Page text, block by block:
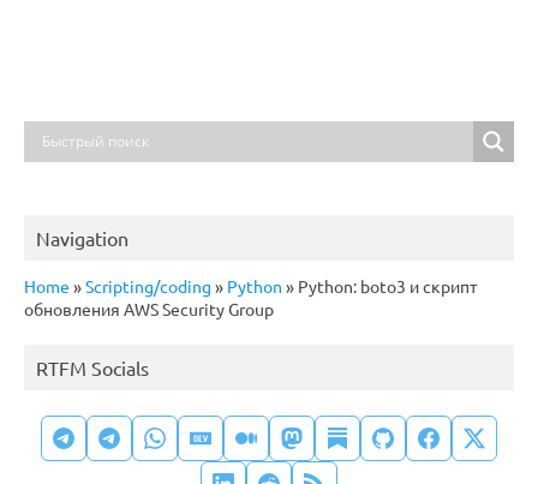
Navigation
Home »Scripting/coding » Python » Python: boto3 и скрипт
обновления AWS Security Group
RTFM Socials